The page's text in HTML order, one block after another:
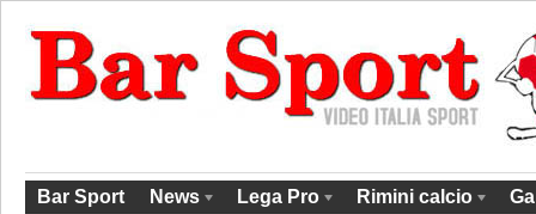
Bar Sport News Lega Pro Rimini calcio